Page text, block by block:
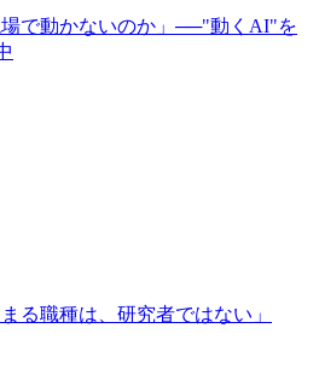
場で動かないのか」──"動くAI"を
る職種は、研究者ではない」